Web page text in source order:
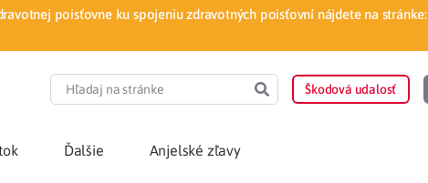
poisťovne ku spojeniu zdravotných poisťovní nájdete na stránke:
Škodová udalosť
Ďalšie Anjelské zľavy